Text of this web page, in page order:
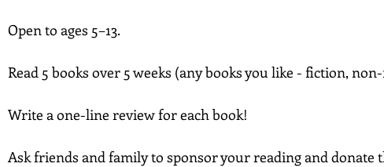
Open to ages 5–13.
Read 5 books over 5 weeks (any books you like - fiction,
Write a one-line review for each book!
Ask friends and family to sponsor your reading and donate